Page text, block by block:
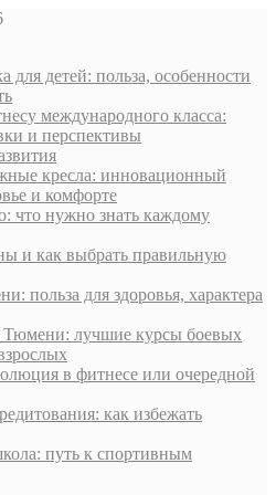
для детей: польза, особенности
международного класса:
и перспективы
кресла: инновационный
и комфорте
что нужно знать каждому
и как выбрать правильную
польза для здоровья, характера
Тюмени: лучшие курсы боевых
в фитнесе или очередной
как избежать
путь к спортивным